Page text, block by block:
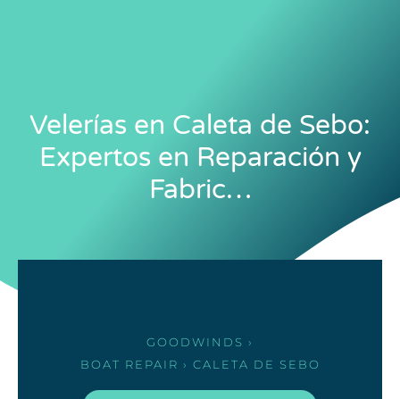
Velerías en Caleta de Sebo:
Expertos en Reparación y
Fabric…
GOODWINDS ›
BOAT REPAIR › CALETA DE SEBO